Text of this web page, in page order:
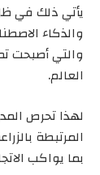
يأتي ذلك في
والذكاء
والتي أصبحت
العالم.
لهذا تحرص
المرتبطة
بما يواكب